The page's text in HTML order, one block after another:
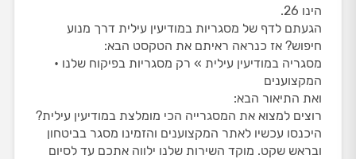
הינו 26.
הגעתם לדף של מסגריות במודיעין עילית דרך מנוע
חיפוש? אז כנראה ראיתם את הטקסט הבא:
מסגריה במודיעין עילית » רק מסגריות בפיקוח שלנו •
המקצוענים
ואת התיאור הבא:
רוצים למצוא את המסגרייה הכי מומלצת במודיעין עילית?
היכנסו עכשיו לאתר המקצוענים והזמינו מסגר בביטחון
ובראש שקט. מוקד השירות שלנו ילווה אתכם עד לסיום